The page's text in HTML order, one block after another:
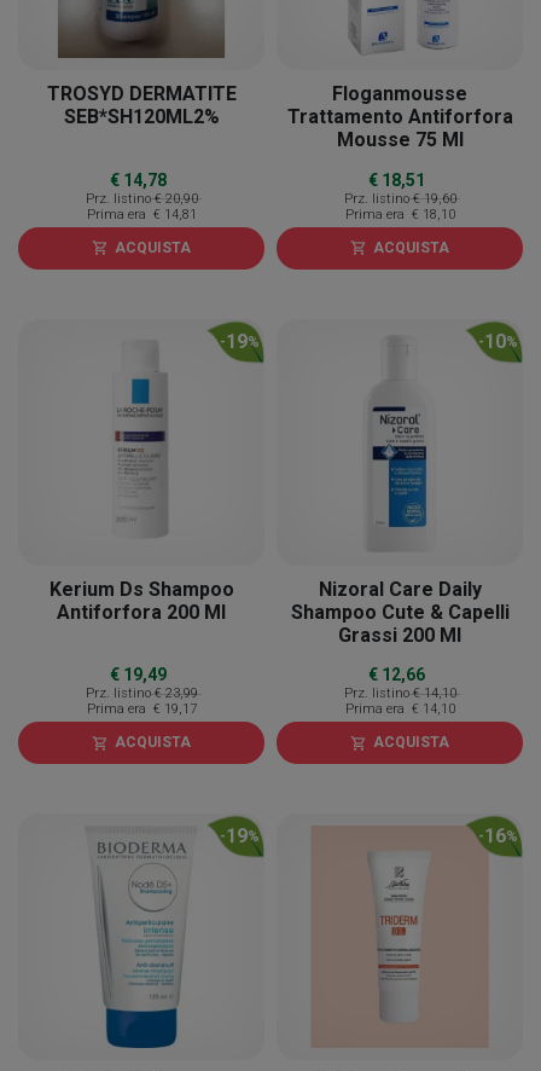
TROSYD DERMATITE
SEB*SH120ML2%
€ 14,78
Prz. listino € 20,90
Prima era € 14,81
shopping_cart ACQUISTA
Floganmousse
Trattamento Antiforfora
Mousse 75 Ml
€ 18,51
Prz. listino € 19,60
Prima era € 18,10
shopping_cart ACQUISTA
-19%
Kerium Ds Shampoo
Antiforfora 200 Ml
€ 19,49
Prz. listino € 23,99
Prima era € 19,17
shopping_cart ACQUISTA
-10%
Nizoral Care Daily
Shampoo Cute & Capelli
Grassi 200 Ml
€ 12,66
Prz. listino € 14,10
Prima era € 14,10
shopping_cart ACQUISTA
-19% -16%